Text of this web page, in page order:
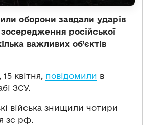
оборони завдали ударів
російської
важливих об’єктів
квітня, повідомили в
ЗСУ.
війська знищили чотири
зс рф.